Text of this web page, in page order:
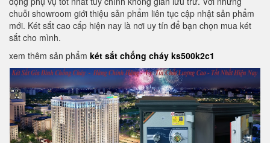
chuỗi showroom giới thiệu sản phẩm liên tục cập nhật sản phẩm
mới. Két sắt cao cấp hiện nay là nơi uy tín để bạn chọn mua két
sắt cho mình.
xem thêm sản phẩm két sắt chống cháy ks500k2c1